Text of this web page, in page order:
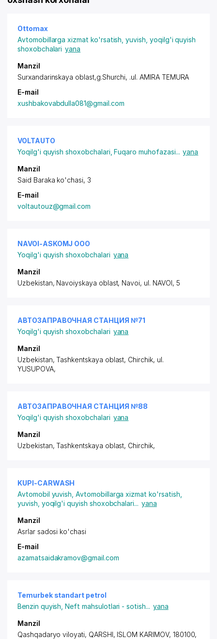
Ottomax
Avtomobillarga xizmat ko'rsatish, yuvish, yoqilg'i quyish
shoxobchalari yana
Manzil
Surxandarinskaya oblast,g.Shurchi, .ul. AMIRA TEMURA
E-mail
xushbakovabdulla081@gmail.com
VOLTAUTO
Yoqilg'i quyish shoxobchalari ,Fuqaro muhofazasi... yana
Manzil
Said Baraka ko'chasi, 3
E-mail
voltautouz@gmail.com
NAVOI-ASKOMJ ООО
Yoqilg'i quyish shoxobchalari yana
Manzil
Uzbekistan, Navoiyskaya oblast, Navoi, ul. NAVOI, 5
АВТОЗАПРАВОЧНАЯ СТАНЦИЯ №71
Yoqilg'i quyish shoxobchalari yana
Manzil
Uzbekistan, Tashkentskaya oblast, Chirchik, ul.
YUSUPOVA,
АВТОЗАПРАВОЧНАЯ СТАНЦИЯ №88
Yoqilg'i quyish shoxobchalari yana
Manzil
Uzbekistan, Tashkentskaya oblast, Chirchik,
KUPI-CARWASH
Avtomobil yuvish ,Avtomobillarga xizmat ko'rsatish,
yuvish, yoqilg'i quyish shoxobchalari... yana
Manzil
Asrlar sadosi ko'chasi
E-mail
azamatsaidakramov@gmail.com
Temurbek standart petrol
Benzin quyish ,Neft mahsulotlari - sotish... yana
Manzil
Qashqadaryo viloyati, QARSHI, ISLOM KARIMOV, 180100,